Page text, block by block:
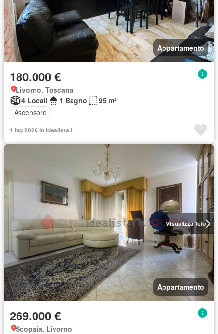
Appartamento
180.000 €
Livorno, Toscana
4 Locali
1 Bagno
95 m²
Ascensore
1 lug 2026 in idealista.it
Visualizza foto
Appartamento
269.000 €
Scopaia, Livorno